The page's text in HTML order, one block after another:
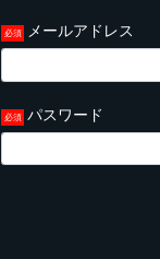
メールアドレス
パスワード